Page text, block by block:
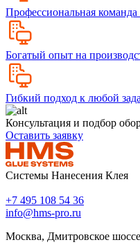
Профессиональная команда
Богатый опыт на
Гибкий подход к любой
Консультация и подбор
Оставить заявку
Системы Нанесения Клея
+7 495 108 54 36
info@hms-pro.ru
Москва, Дмитровское